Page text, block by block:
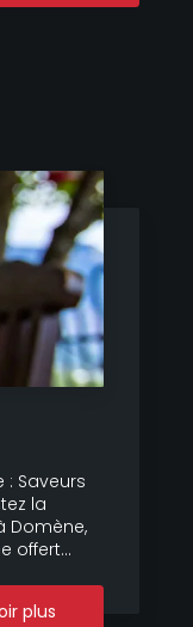
: Saveurs
la
Domène,
offert...
plus